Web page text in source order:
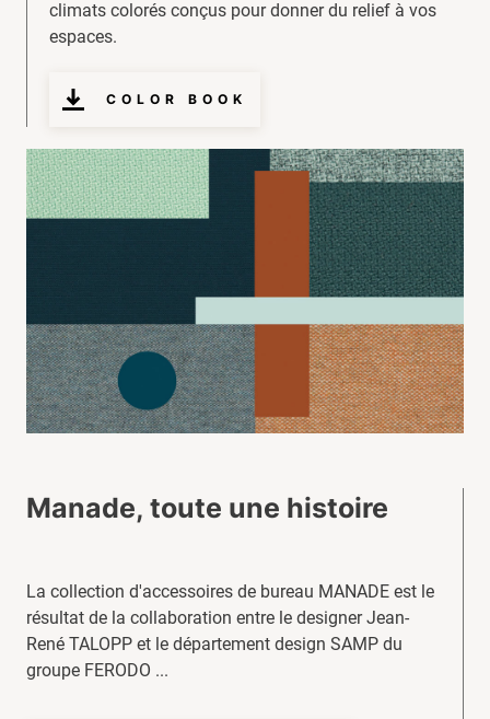
climats colorés conçus pour donner du relief à vos
espaces.
COLOR BOOK
Manade, toute une histoire
La collection d'accessoires de bureau MANADE est le
résultat de la collaboration entre le designer Jean-
René TALOPP et le département design SAMP du
groupe FERODO ...